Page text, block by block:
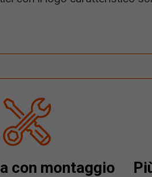
con montaggio